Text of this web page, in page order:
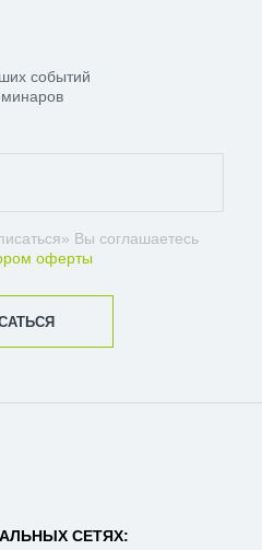
событий
Вы соглашаетесь
оферты
СЕТЯХ: